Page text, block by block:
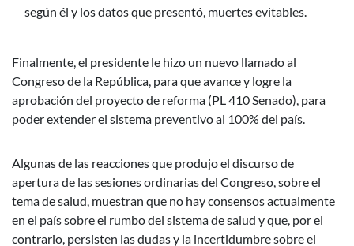
según él y los datos que presentó, muertes evitables.
Finalmente, el presidente le hizo un nuevo llamado al
Congreso de la República, para que avance y logre la
aprobación del proyecto de reforma (PL 410 Senado), para
poder extender el sistema preventivo al 100% del país.
Algunas de las reacciones que produjo el discurso de
apertura de las sesiones ordinarias del Congreso, sobre el
tema de salud, muestran que no hay consensos actualmente
en el país sobre el rumbo del sistema de salud y que, por el
contrario, persisten las dudas y la incertidumbre sobre el